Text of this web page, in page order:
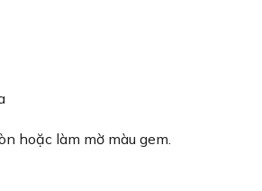
hoặc làm mờ màu gem.